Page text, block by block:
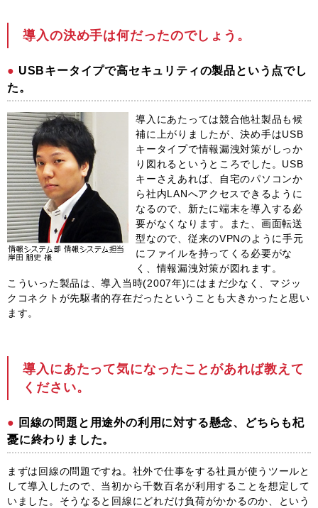
導入の決め手は何だったのでしょう。
USBキータイプで高セキュリティの製品という点でし
た。
導入にあたっては競合他社製品も候
補に上がりましたが、決め手はUSB
キータイプで情報漏洩対策がしっか
り図れるというところでした。USB
キーさえあれば、自宅のパソコンか
ら社内LANへアクセスできるように
なるので、新たに端末を導入する必
要がなくなります。また、画面転送
型なので、従来のVPNのように手元
にファイルを持ってくる必要がな
く、情報漏洩対策が図れます。
こういった製品は、導入当時(2007年)にはまだ少なく、マジッ
クコネクトが先駆者的存在だったということも大きかったと思い
ます。
導入にあたって気になったことがあれば教えて
ください。
回線の問題と用途外の利用に対する懸念、どちらも杞
憂に終わりました。
まずは回線の問題ですね。社外で仕事をする社員が使うツールと
して導入したので、当初から千数百名が利用することを想定して
いました。そうなると回線にどれだけ負荷がかかるのか、という